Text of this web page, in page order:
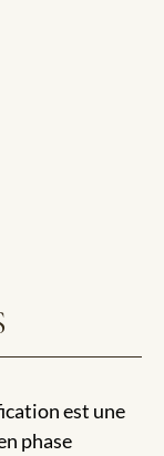
est une
phase